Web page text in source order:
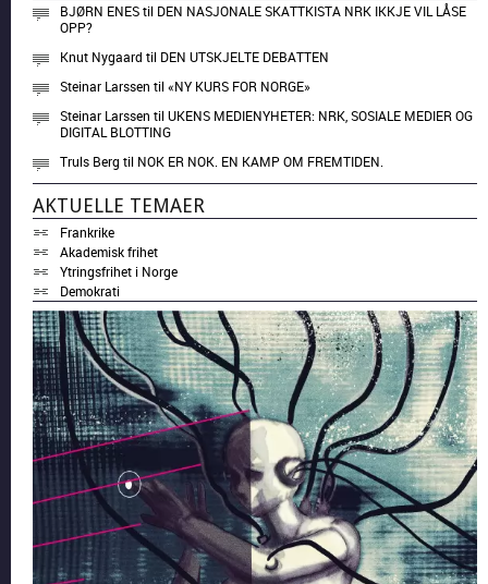
BJØRN ENEStil DEN NASJONALE SKATTKISTA NRK IKKJE VIL LÅSE
OPP?
Knut Nygaard til DEN UTSKJELTE DEBATTEN
Steinar Larssen til«NY KURS FOR NORGE»
Steinar Larssen tilUKENS MEDIENYHETER: NRK, SOSIALE MEDIER OG
DIGITAL BLOTTING
Truls Berg til NOK ER NOK. EN KAMP OM FREMTIDEN.
AKTUELLE TEMAER
Frankrike
Akademisk frihet
Ytringsfrihet i Norge
Demokrati